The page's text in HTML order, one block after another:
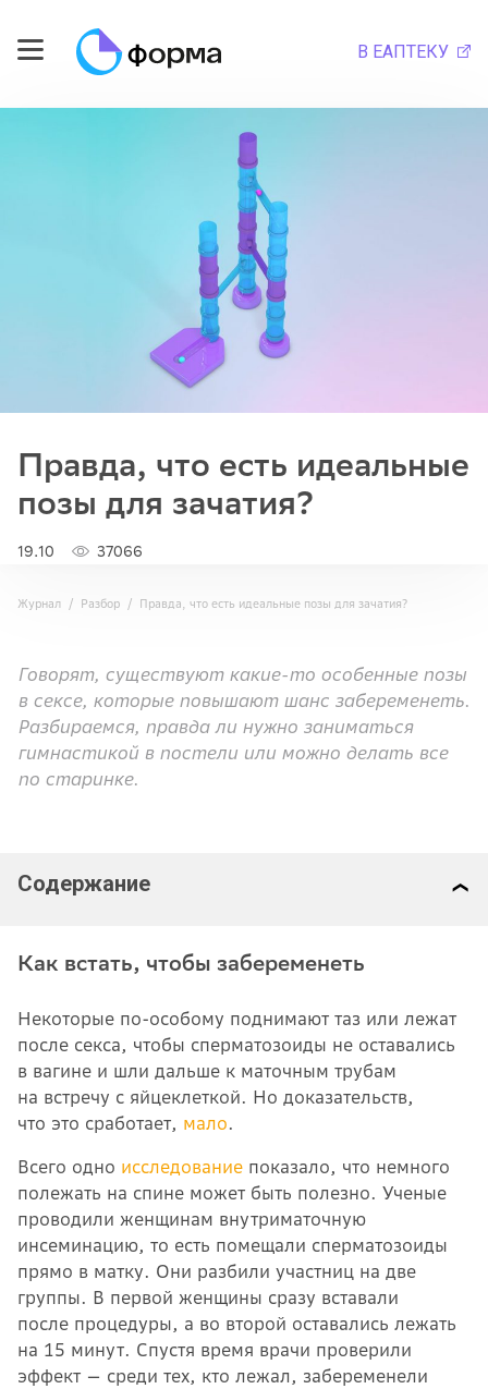
В ЕАПТЕКУ
Правда, что есть идеальные
позы для зачатия?
19.10 37066
Журнал Разбор Правда, что есть идеальные позы для зачатия?
Говорят, существуют какие-то особенные позы
в сексе, которые повышают шанс забеременеть.
Разбираемся, правда ли нужно заниматься
гимнастикой в постели или можно делать все
по старинке.
Содержание
Как встать, чтобы забеременеть
Некоторые по-особому поднимают таз или лежат
после секса, чтобы сперматозоиды не оставались
в вагине и шли дальше к маточным трубам
на встречу с яйцеклеткой. Но доказательств,
что это сработает, мало.
Всего одно исследование показало, что немного
полежать на спине может быть полезно. Ученые
проводили женщинам внутриматочную
инсеминацию, то есть помещали сперматозоиды
прямо в матку. Они разбили участниц на две
группы. В первой женщины сразу вставали
после процедуры, а во второй оставались лежать
на 15 минут. Спустя время врачи проверили
эффект — среди тех, кто лежал, забеременели